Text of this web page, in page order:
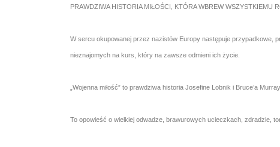
PRAWDZIWA HISTORIA MIŁOŚCI, KTÓRA WBREW
W sercu okupowanej przez nazistów Europy następuje przypadkowe,
nieznajomych na kurs, który na zawsze odmieni ich życie.
„Wojenna miłość” to prawdziwa historia Josefine Lobnik i Bruce’a
To opowieść o wielkiej odwadze, brawurowych ucieczkach, zdradzie,